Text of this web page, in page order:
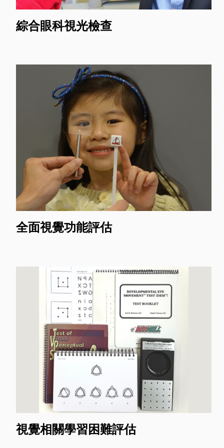
綜合眼科視光檢查
全面視覺功能評估
視覺相關學習困難評估